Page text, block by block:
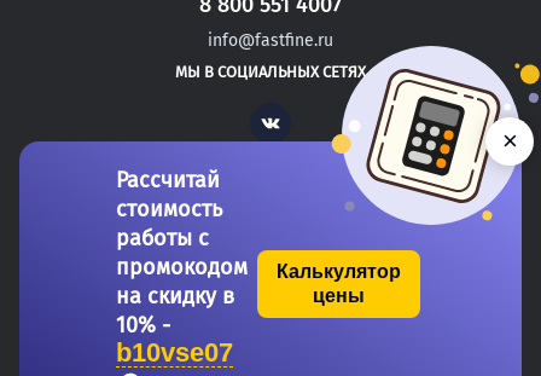
ЖЕЛЕЗНОВОДСК
ПРАСКОВЕЯ
info@fastfine.ru
МЫ В СОЦИАЛЬНЫХ СЕТЯХ
Vk
Copyright 2011-2026 FastFine.ru
Рассчитай
стоимость
работы с
промокодом
на скидку в
10% -
b10vse07
Калькулятор
цены
×